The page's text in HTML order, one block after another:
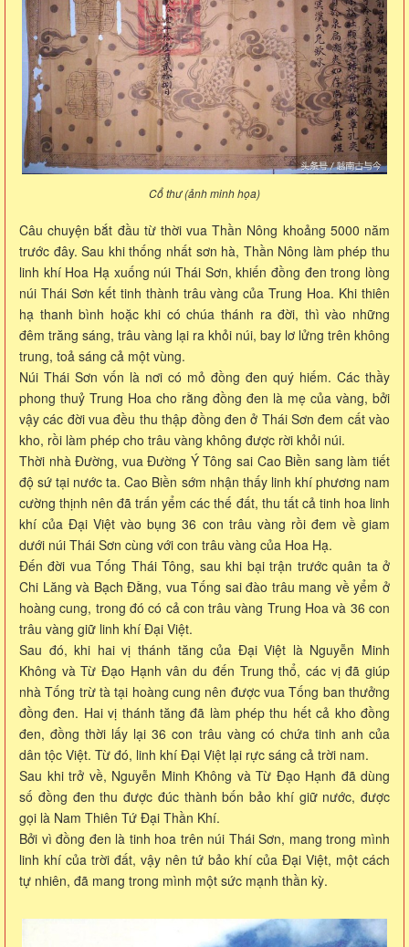
Cổ thư (ảnh minh họa)
Câu chuyện bắt đầu từ thời vua Thần Nông khoảng 5000 năm
trước đây. Sau khi thống nhất sơn hà, Thần Nông làm phép thu
linh khí Hoa Hạ xuống núi Thái Sơn, khiến đồng đen trong lòng
núi Thái Sơn kết tinh thành trâu vàng của Trung Hoa. Khi thiên
hạ thanh bình hoặc khi có chúa thánh ra đời, thì vào những
đêm trăng sáng, trâu vàng lại ra khỏi núi, bay lơ lửng trên không
trung, toả sáng cả một vùng.
Núi Thái Sơn vốn là nơi có mỏ đồng đen quý hiếm. Các thầy
phong thuỷ Trung Hoa cho rằng đồng đen là mẹ của vàng, bởi
vậy các đời vua đều thu thập đồng đen ở Thái Sơn đem cất vào
kho, rồi làm phép cho trâu vàng không được rời khỏi núi.
Thời nhà Đường, vua Đường Ý Tông sai Cao Biền sang làm tiết
độ sứ tại nước ta. Cao Biền sớm nhận thấy linh khí phương nam
cường thịnh nên đã trấn yểm các thế đất, thu tất cả tinh hoa linh
khí của Đại Việt vào bụng 36 con trâu vàng rồi đem về giam
dưới núi Thái Sơn cùng với con trâu vàng của Hoa Hạ.
Đến đời vua Tống Thái Tông, sau khi bại trận trước quân ta ở
Chi Lăng và Bạch Đằng, vua Tống sai đào trâu mang về yểm ở
hoàng cung, trong đó có cả con trâu vàng Trung Hoa và 36 con
trâu vàng giữ linh khí Đại Việt.
Sau đó, khi hai vị thánh tăng của Đại Việt là Nguyễn Minh
Không và Từ Đạo Hạnh vân du đến Trung thổ, các vị đã giúp
nhà Tống trừ tà tại hoàng cung nên được vua Tống ban thưởng
đồng đen. Hai vị thánh tăng đã làm phép thu hết cả kho đồng
đen, đồng thời lấy lại 36 con trâu vàng có chứa tinh anh của
dân tộc Việt. Từ đó, linh khí Đại Việt lại rực sáng cả trời nam.
Sau khi trở về, Nguyễn Minh Không và Từ Đạo Hạnh đã dùng
số đồng đen thu được đúc thành bốn bảo khí giữ nước, được
gọi là Nam Thiên Tứ Đại Thần Khí.
Bởi vì đồng đen là tinh hoa trên núi Thái Sơn, mang trong mình
linh khí của trời đất, vậy nên tứ bảo khí của Đại Việt, một cách
tự nhiên, đã mang trong mình một sức mạnh thần kỳ.